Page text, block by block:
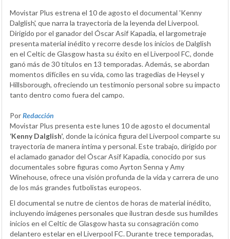
Movistar Plus estrena el 10 de agosto el documental 'Kenny
Dalglish', que narra la trayectoria de la leyenda del Liverpool.
Dirigido por el ganador del Óscar Asif Kapadia, el largometraje
presenta material inédito y recorre desde los inicios de Dalglish
en el Celtic de Glasgow hasta su éxito en el Liverpool FC, donde
ganó más de 30 títulos en 13 temporadas. Además, se abordan
momentos difíciles en su vida, como las tragedias de Heysel y
Hillsborough, ofreciendo un testimonio personal sobre su impacto
tanto dentro como fuera del campo.
PorRedacción
Movistar Plus presenta este lunes 10 de agosto el documental
‘Kenny Dalglish’, donde la icónica figura del Liverpool comparte su
trayectoria de manera íntima y personal. Este trabajo, dirigido por
el aclamado ganador del Óscar Asif Kapadia, conocido por sus
documentales sobre figuras como Ayrton Senna y Amy
Winehouse, ofrece una visión profunda de la vida y carrera de uno
de los más grandes futbolistas europeos.
El documental se nutre de cientos de horas de material inédito,
incluyendo imágenes personales que ilustran desde sus humildes
inicios en el Celtic de Glasgow hasta su consagración como
delantero estelar en el Liverpool FC. Durante trece temporadas,